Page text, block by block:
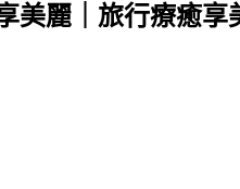
麗｜旅行療癒享